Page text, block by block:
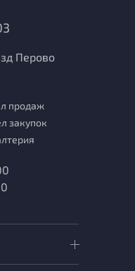
Перово
продаж
закупок